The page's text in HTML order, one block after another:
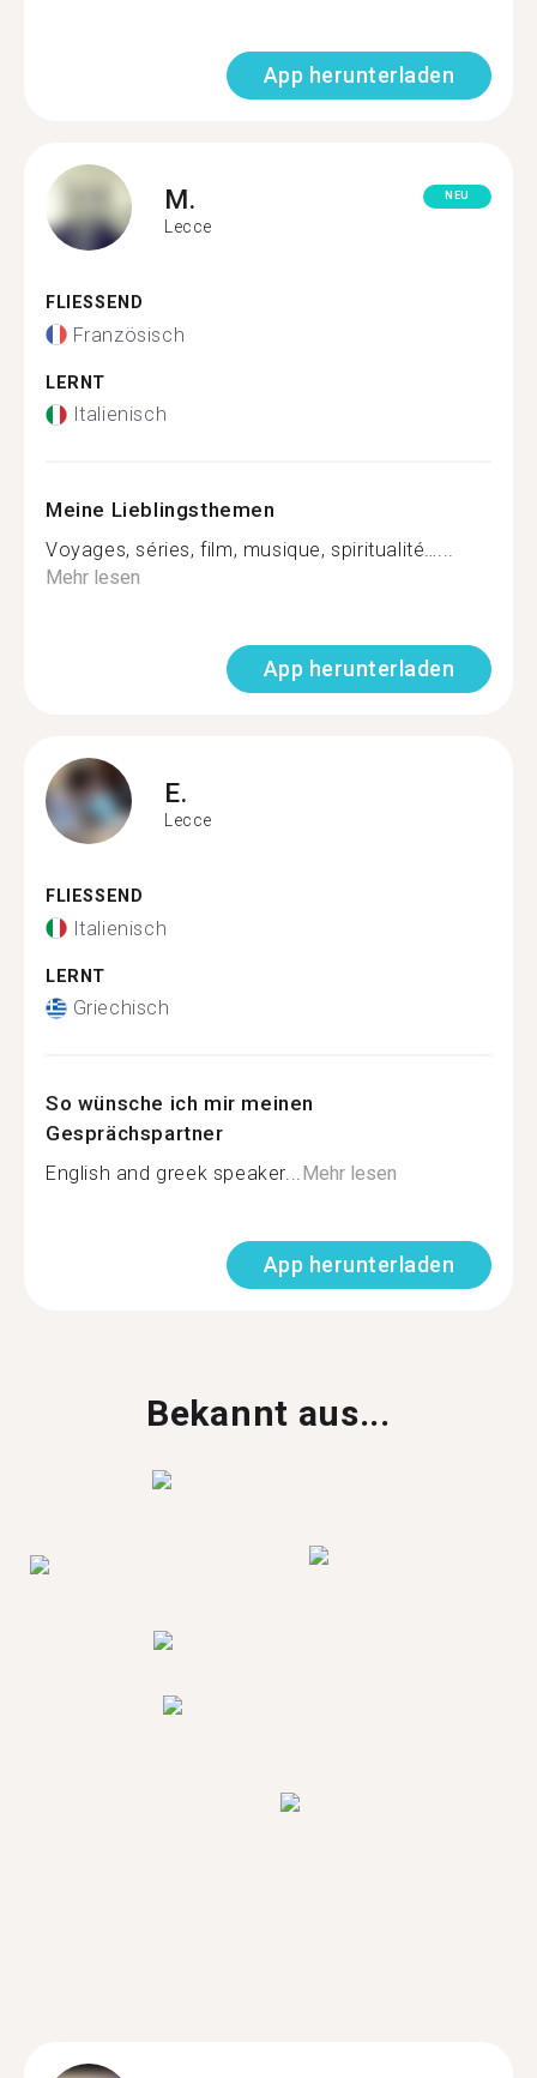
App herunterladen
M.
Lecce
NEU
FLIESSEND
Französisch
LERNT
Italienisch
Meine Lieblingsthemen
Voyages, séries, film, musique, spiritualité…...
Mehr lesen
App herunterladen
E.
Lecce
FLIESSEND
Italienisch
LERNT
Griechisch
So wünsche ich mir meinen
Gesprächspartner
English and greek speaker...Mehr lesen
App herunterladen
Bekannt aus...